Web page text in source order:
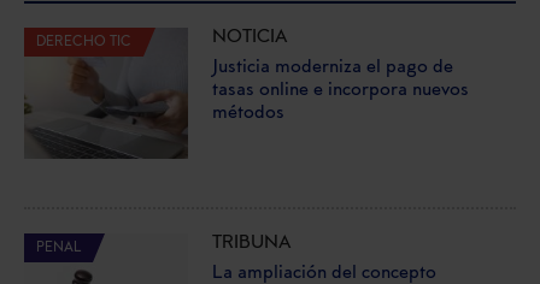
DERECHO TIC
NOTICIA
Justicia moderniza el pago de
tasas online e incorpora nuevos
métodos
PENAL
TRIBUNA
La ampliación del concepto